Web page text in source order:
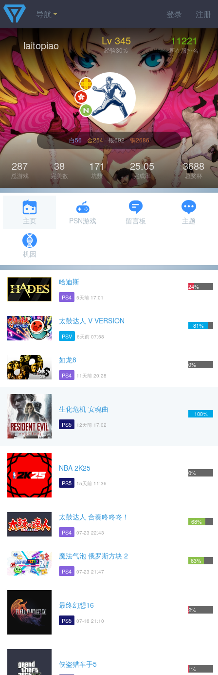
登录 注册
导航
laitopiao Lv 345
经验30%
11221
所在服排名
白56 金254 银692 铜2686
287
总游戏
38
完美数
171
坑数
25.05
完成率
3688
总奖杯
主页 PSN游戏 留言板 主题
机因
哈迪斯
PS4 5天前 17:01
24%
太鼓达人 V VERSION
PSV 6天前 07:58
81%
如龙8
PS4 11天前 20:28
0%
生化危机 安魂曲
PS5 12天前 17:02
100%
NBA 2K25
PS5 15天前 11:36
0%
太鼓达人 合奏咚咚咚！
PS4 07-23 22:43
68%
魔法气泡 俄罗斯方块 2
PS4 07-23 21:47
63%
最终幻想16
PS5 07-16 21:10
2%
侠盗猎车手5 1%